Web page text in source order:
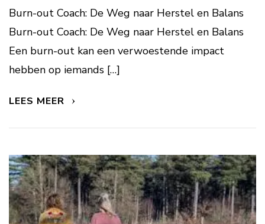
Burn-out Coach: De Weg naar Herstel en Balans
Burn-out Coach: De Weg naar Herstel en Balans
Een burn-out kan een verwoestende impact
hebben op iemands […]
LEES MEER